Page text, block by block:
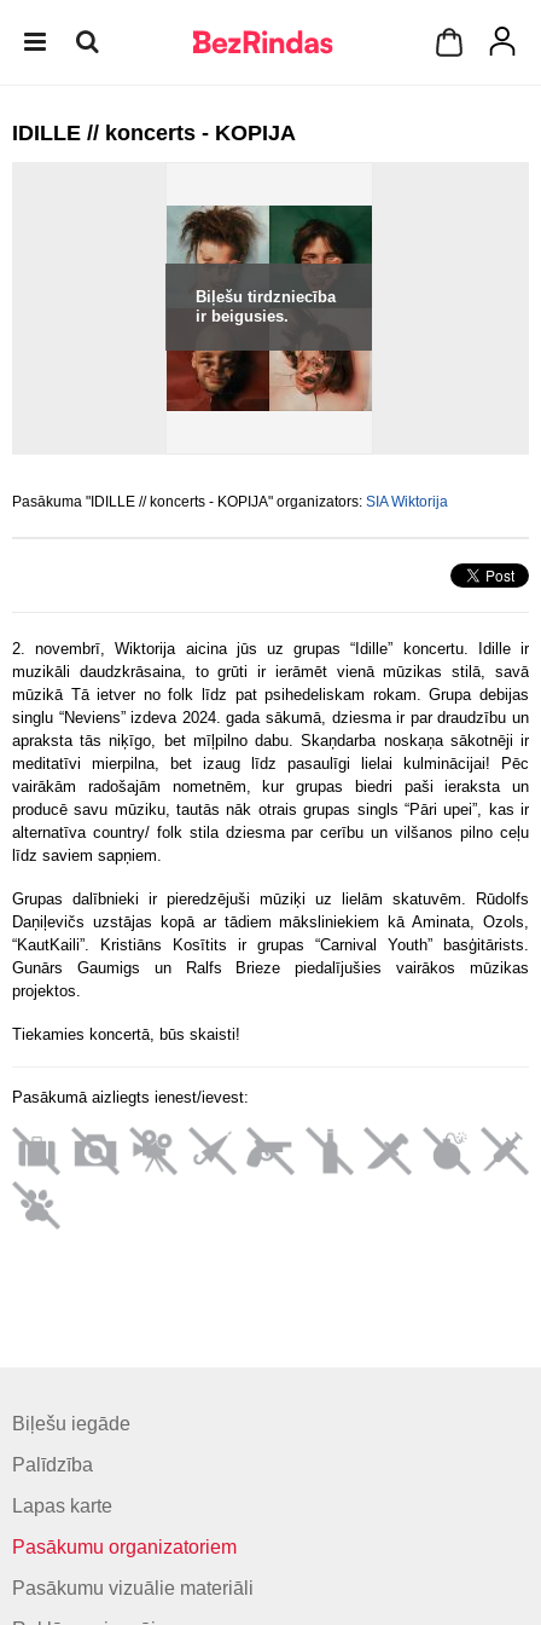
IDILLE // koncerts - KOPIJA
Biļešu tirdzniecība
ir beigusies.
Pasākuma "IDILLE // koncerts - KOPIJA" organizators: SIA Wiktorija
2. novembrī, Wiktorija aicina jūs uz grupas “Idille” koncertu. Idille ir
muzikāli daudzkrāsaina, to grūti ir ierāmēt vienā mūzikas stilā, savā
mūzikā Tā ietver no folk līdz pat psihedeliskam rokam. Grupa debijas
singlu “Neviens” izdeva 2024. gada sākumā, dziesma ir par draudzību un
apraksta tās niķīgo, bet mīļpilno dabu. Skaņdarba noskaņa sākotnēji ir
meditatīvi mierpilna, bet izaug līdz pasaulīgi lielai kulminācijai! Pēc
vairākām radošajām nometnēm, kur grupas biedri paši ieraksta un
producē savu mūziku, tautās nāk otrais grupas singls “Pāri upei”, kas ir
alternatīva country/ folk stila dziesma par cerību un vilšanos pilno ceļu
līdz saviem sapņiem.
Grupas dalībnieki ir pieredzējuši mūziķi uz lielām skatuvēm. Rūdolfs
Daņiļevičs uzstājas kopā ar tādiem māksliniekiem kā Aminata, Ozols,
“KautKaili”. Kristiāns Kosītits ir grupas “Carnival Youth” basģitārists.
Gunārs Gaumigs un Ralfs Brieze piedalījušies vairākos mūzikas
projektos.
Tiekamies koncertā, būs skaisti!
Pasākumā aizliegts ienest/ievest:
Biļešu iegāde
Palīdzība
Lapas karte
Pasākumu organizatoriem
Pasākumu vizuālie materiāli